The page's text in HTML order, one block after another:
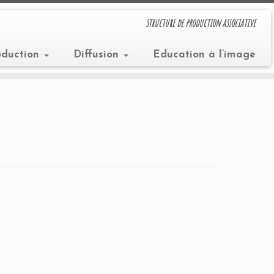
structure de production associative
Diffusion Education à l’image